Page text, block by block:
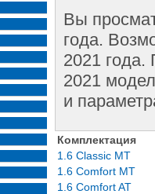
Вы
года.
2021 года.
2021
и
Комплектация
1.6 Classic MT
1.6 Comfort MT
1.6 Comfort AT